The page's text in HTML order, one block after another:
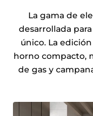
La gama de
desarrollada
único. La
horno compacto,
de gas y